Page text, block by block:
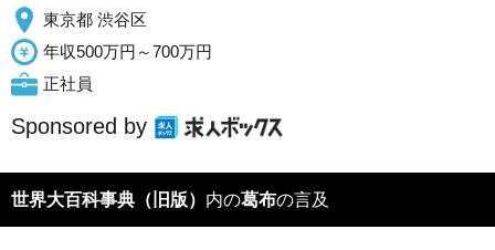
東京都 渋谷区
年収500万円～700万円
正社員
Sponsored by
世界大百科事典（旧版） 内の葛布の言及